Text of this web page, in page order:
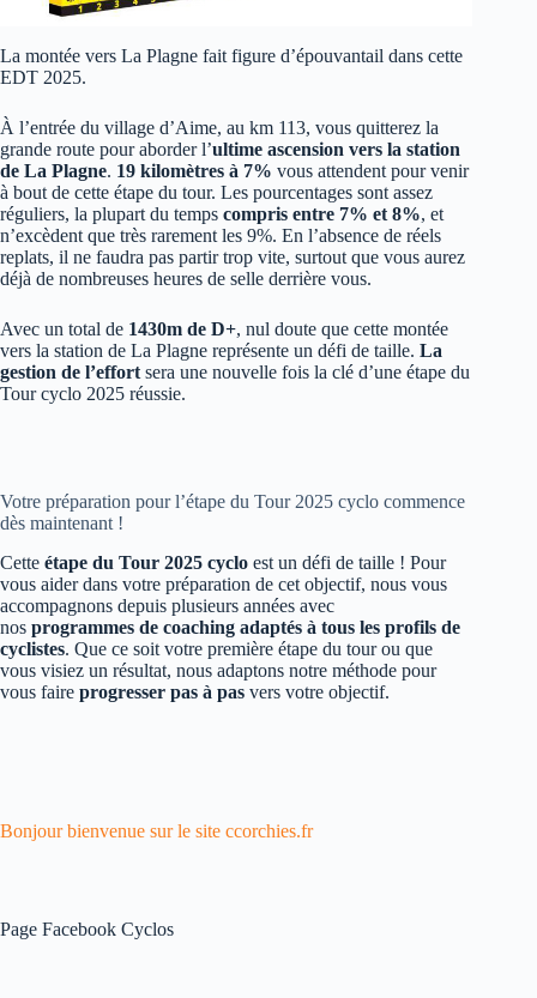
La montée vers La Plagne fait figure d’épouvantail dans cette
EDT 2025.
À l’entrée du village d’Aime, au km 113, vous quitterez la
grande route pour aborder l’ultime ascension vers la station
de La Plagne. 19 kilomètres à 7% vous attendent pour venir
à bout de cette étape du tour. Les pourcentages sont assez
réguliers, la plupart du temps compris entre 7% et 8%, et
n’excèdent que très rarement les 9%. En l’absence de réels
replats, il ne faudra pas partir trop vite, surtout que vous aurez
déjà de nombreuses heures de selle derrière vous.
Avec un total de 1430m de D+, nul doute que cette montée
vers la station de La Plagne représente un défi de taille. La
gestion de l’effort sera une nouvelle fois la clé d’une étape du
Tour cyclo 2025 réussie.
Votre préparation pour l’étape du Tour 2025 cyclo commence
dès maintenant !
Cette étape du Tour 2025 cyclo est un défi de taille ! Pour
vous aider dans votre préparation de cet objectif, nous vous
accompagnons depuis plusieurs années avec
nos programmes de coaching adaptés à tous les profils de
cyclistes. Que ce soit votre première étape du tour ou que
vous visiez un résultat, nous adaptons notre méthode pour
vous faire progresser pas à pas vers votre objectif.
Bonjour bienvenue sur le site ccorchies.fr
Page Facebook Cyclos